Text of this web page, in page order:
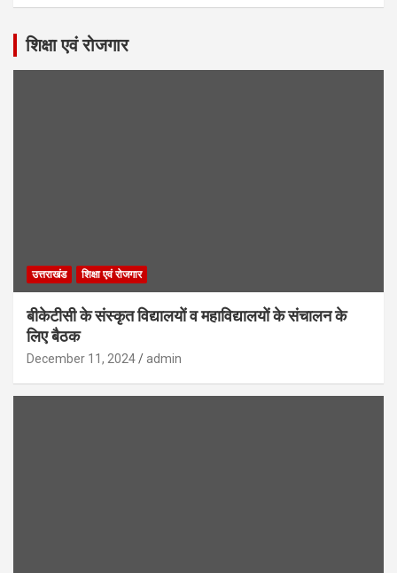
शिक्षा एवं रोजगार
उत्तराखंड शिक्षा एवं रोजगार
बीकेटीसी के संस्कृत विद्यालयों व महाविद्यालयों के संचालन के
लिए बैठक
December 11, 2024 admin